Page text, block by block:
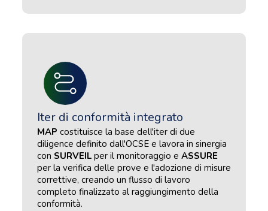
Iter di conformità integrato
MAP costituisce la base dell'iter di due
diligence definito dall'OCSE e lavora in sinergia
con SURVEIL per il monitoraggio e ASSURE
per la verifica delle prove e l'adozione di misure
correttive, creando un flusso di lavoro
completo finalizzato al raggiungimento della
conformità.